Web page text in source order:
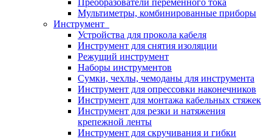
Преобразователи переменного тока
Мультиметры, комбинированные приборы
Инструмент
Устройства для прокола кабеля
Инструмент для снятия изоляции
Режущий инструмент
Наборы инструментов
Сумки, чехлы, чемоданы для инструмента
Инструмент для опрессовки наконечников
Инструмент для монтажа кабельных стяжек
Инструмент для резки и натяжения
крепежной ленты
Инструмент для скручивания и гибки